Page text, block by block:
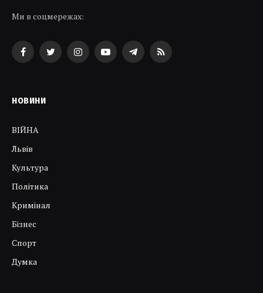
Ми в соцмережах:
FacebookTwitterInstagramYouTubeTelegramRSS
НОВИНИ
ВІЙНА
Львів
Культура
Політика
Кримінал
Бізнес
Спорт
Думка